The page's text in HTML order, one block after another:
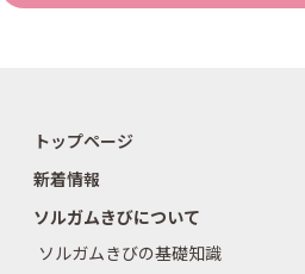
トップページ
新着情報
ソルガムきびについて
ソルガムきびの基礎知識